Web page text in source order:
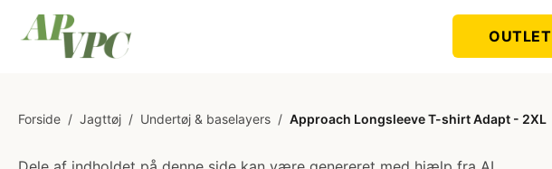
OUTLET
Forside / Jagttøj / Undertøj & baselayers / Approach Longsleeve T-shirt Adapt - 2XL